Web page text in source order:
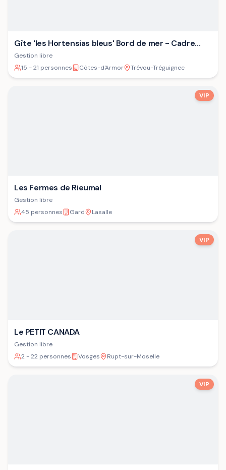
Gîte 'les Hortensias bleus' Bord de mer - Cadre
verdoyant - Plage
Gestion libre
15 - 21 personnes
Côtes-d'Armor Trévou-Tréguignec
VIP
Les Fermes de Rieumal
Gestion libre
45 personnes
Gard Lasalle
VIP
Le PETIT CANADA
Gestion libre
2 - 22 personnes
Vosges Rupt-sur-Moselle
VIP